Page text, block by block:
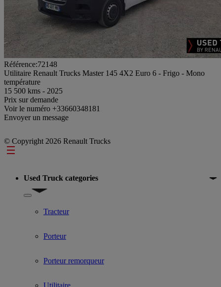
Référence:72148
Utilitaire Renault Trucks Master 145 4X2 Euro 6 - Frigo - Mono
température
15 500 kms - 2025
Prix sur demande
Voir le numéro +33660348181
Envoyer un message
© Copyright 2026 Renault Trucks
Footer
Used Truck categories
Show submenu for Used Truck categories
Tracteur
Porteur
Porteur remorqueur
Utilitaire